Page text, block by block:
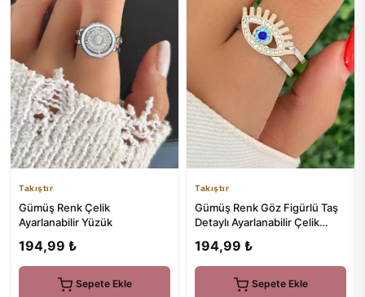
Takıştır
Gümüş Renk Çelik
Ayarlanabilir Yüzük
194,99 ₺
Sepete Ekle
Takıştır
Gümüş Renk Göz Figürlü Taş
Detaylı Ayarlanabilir Çelik
194,99 ₺
Sepete Ekle